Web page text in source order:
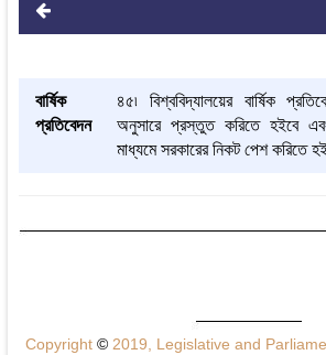
বার্ষিক
প্রতিবেদন
৪৫৷ বিশ্ববিদ্যালয়ের বার্ষিক
অনুসারে প্রস্তুত করিতে হইবে
মাধ্যমে সরকারের নিকট পেশ করিতে
Copyright ©2019, Legislative and